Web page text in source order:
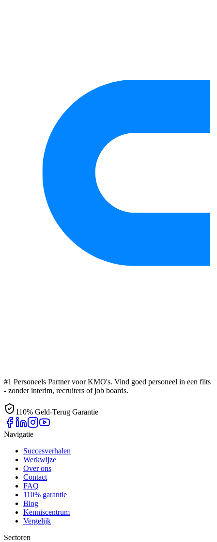
#1 Personeels Partner voor KMO's. Vind goed personeel in een flits
- zonder interim, recruiters of job boards.
110% Geld-Terug Garantie
Navigatie
Succesverhalen
Werkwijze
Over ons
Contact
FAQ
110% garantie
Blog
Kenniscentrum
Vergelijk
Sectoren